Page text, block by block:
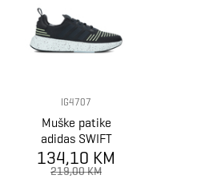
IG4707
Muške patike
adidas SWIFT
RUN 23
134,10 KM
219,00 KM